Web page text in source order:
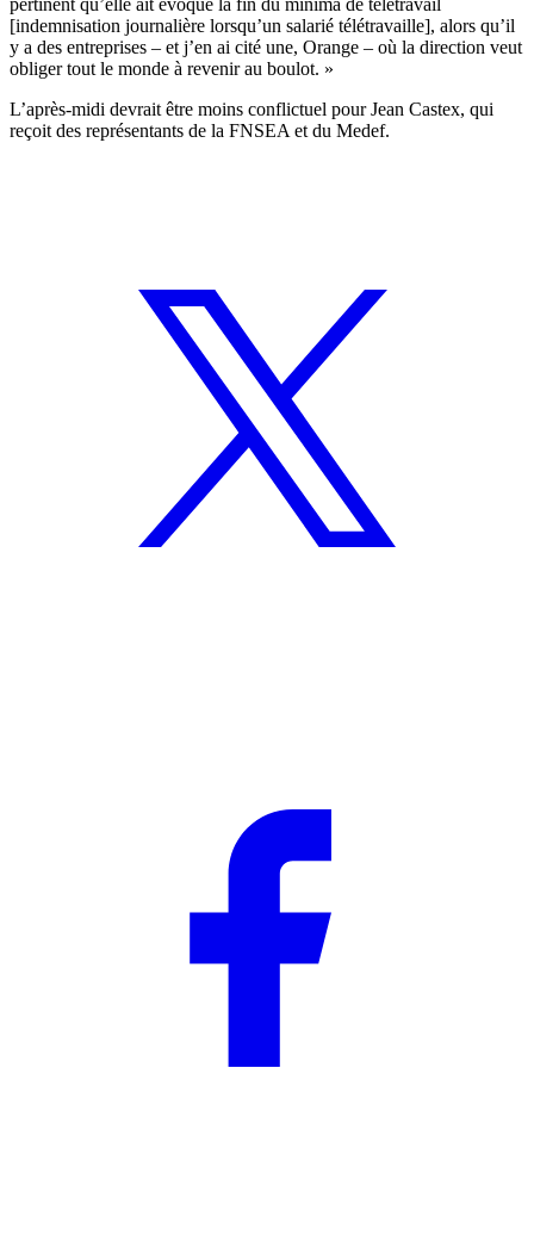
pertinent qu’elle ait évoqué la fin du minima de télétravail
[indemnisation journalière lorsqu’un salarié télétravaille], alors qu’il
y a des entreprises – et j’en ai cité une, Orange – où la direction veut
obliger tout le monde à revenir au boulot. »
L’après-midi devrait être moins conflictuel pour Jean Castex, qui
reçoit des représentants de la FNSEA et du Medef.